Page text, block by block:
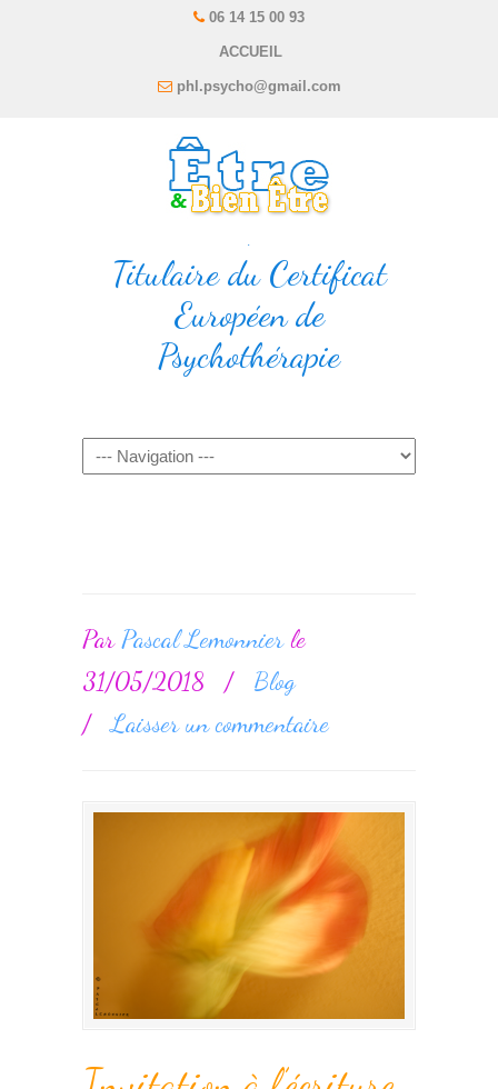
06 14 15 00 93
ACCUEIL
phl.psycho@gmail.com
.
Titulaire du Certificat
Européen de
Psychothérapie
Navigation
Par Pascal Lemonnierle
31/05/2018
/
Blog
/Laisser un commentaire